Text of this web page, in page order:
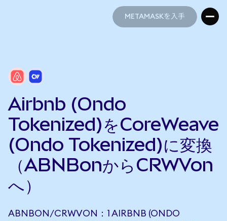
METAMASKを入手
Airbnb (Ondo
Tokenized)をCoreWeave
(Ondo Tokenized)に変換
（ABNBonからCRWVon
へ）
ABNBON/CRWVON：1 AIRBNB (ONDO